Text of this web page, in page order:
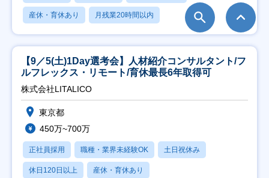
産休・育休あり 月残業20時間以内
【9／5(土)1Day選考会】人材紹介コンサルタント/フ
ルフレックス・リモート/育休最長6年取得可
株式会社LITALICO
東京都
450万~700万
正社員採用 職種・業界未経験OK 土日祝休み
休日120日以上 産休・育休あり